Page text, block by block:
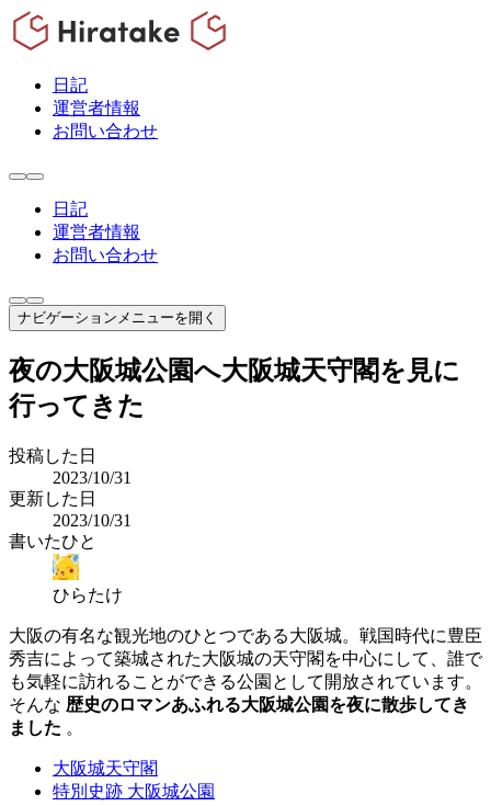
日記
運営者情報
お問い合わせ
日記
運営者情報
お問い合わせ
ナビゲーションメニューを開く
夜の大阪城公園へ大阪城天守閣を見に
行ってきた
投稿した日
2023/10/31
更新した日
2023/10/31
書いたひと
ひらたけ
大阪の有名な観光地のひとつである大阪城。戦国時代に豊臣
秀吉によって築城された大阪城の天守閣を中心にして、誰で
も気軽に訪れることができる公園として開放されています。
そんな 歴史のロマンあふれる大阪城公園を夜に散歩してき
ました 。
大阪城天守閣
特別史跡 大阪城公園